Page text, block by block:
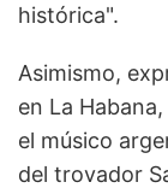
histórica".
Asimismo,
en La
el músico
del trovador